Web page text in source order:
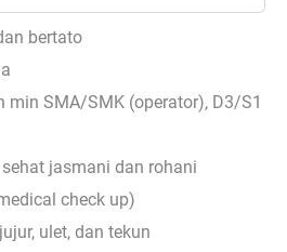
bertato
min SMA/SMK (operator), D3/S1
jasmani dan rohani
check up)
ulet, dan tekun